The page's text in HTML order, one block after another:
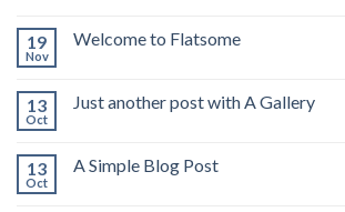
19
Nov
Welcome to Flatsome
13
Oct
Just another post with A Gallery
13
Oct
A Simple Blog Post